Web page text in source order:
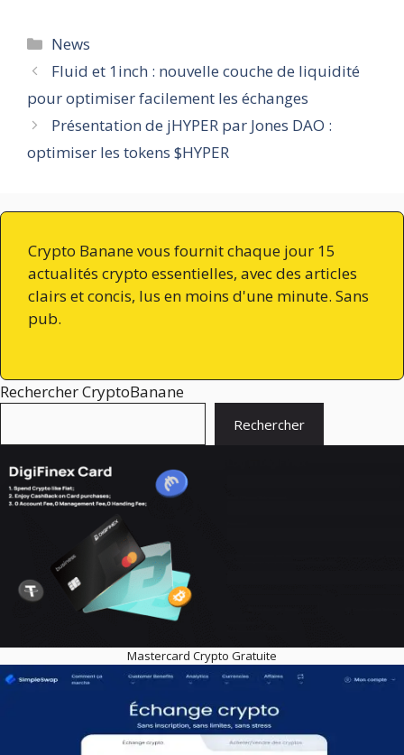
Catégories
News
Fluid et 1inch : nouvelle couche de liquidité
pour optimiser facilement les échanges
Présentation de jHYPER par Jones DAO :
optimiser les tokens $HYPER
Crypto Banane vous fournit chaque jour 15
actualités crypto essentielles, avec des articles
clairs et concis, lus en moins d'une minute. Sans
pub.
Rechercher CryptoBanane
Rechercher
Mastercard Crypto Gratuite